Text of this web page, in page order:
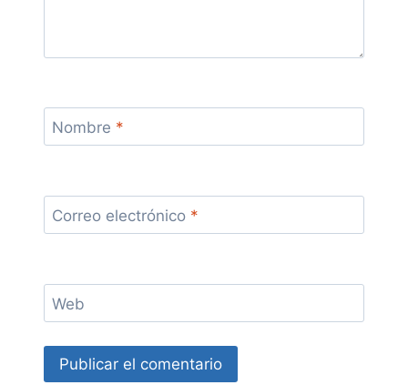
Nombre *
Correo electrónico *
Web